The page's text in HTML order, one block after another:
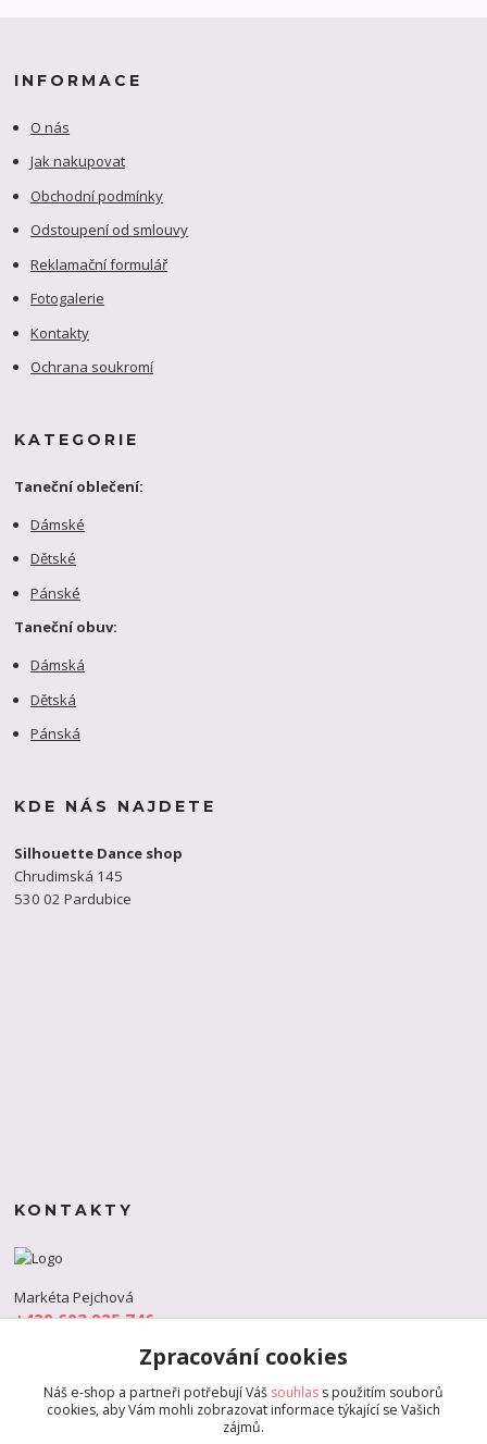
INFORMACE
O nás
Jak nakupovat
Obchodní podmínky
Odstoupení od smlouvy
Reklamační formulář
Fotogalerie
Kontakty
Ochrana soukromí
KATEGORIE
Taneční oblečení:
Dámské
Dětské
Pánské
Taneční obuv:
Dámská
Dětská
Pánská
KDE NÁS NAJDETE
Silhouette Dance shop
Chrudimská 145
530 02 Pardubice
KONTAKTY
Markéta Pejchová
+420 603 925 746
info@s-dance.cz
Zpracování cookies
Náš e-shop a partneři potřebují Váš souhlas s použitím souborů
cookies, aby Vám mohli zobrazovat informace týkající se Vašich
zájmů.